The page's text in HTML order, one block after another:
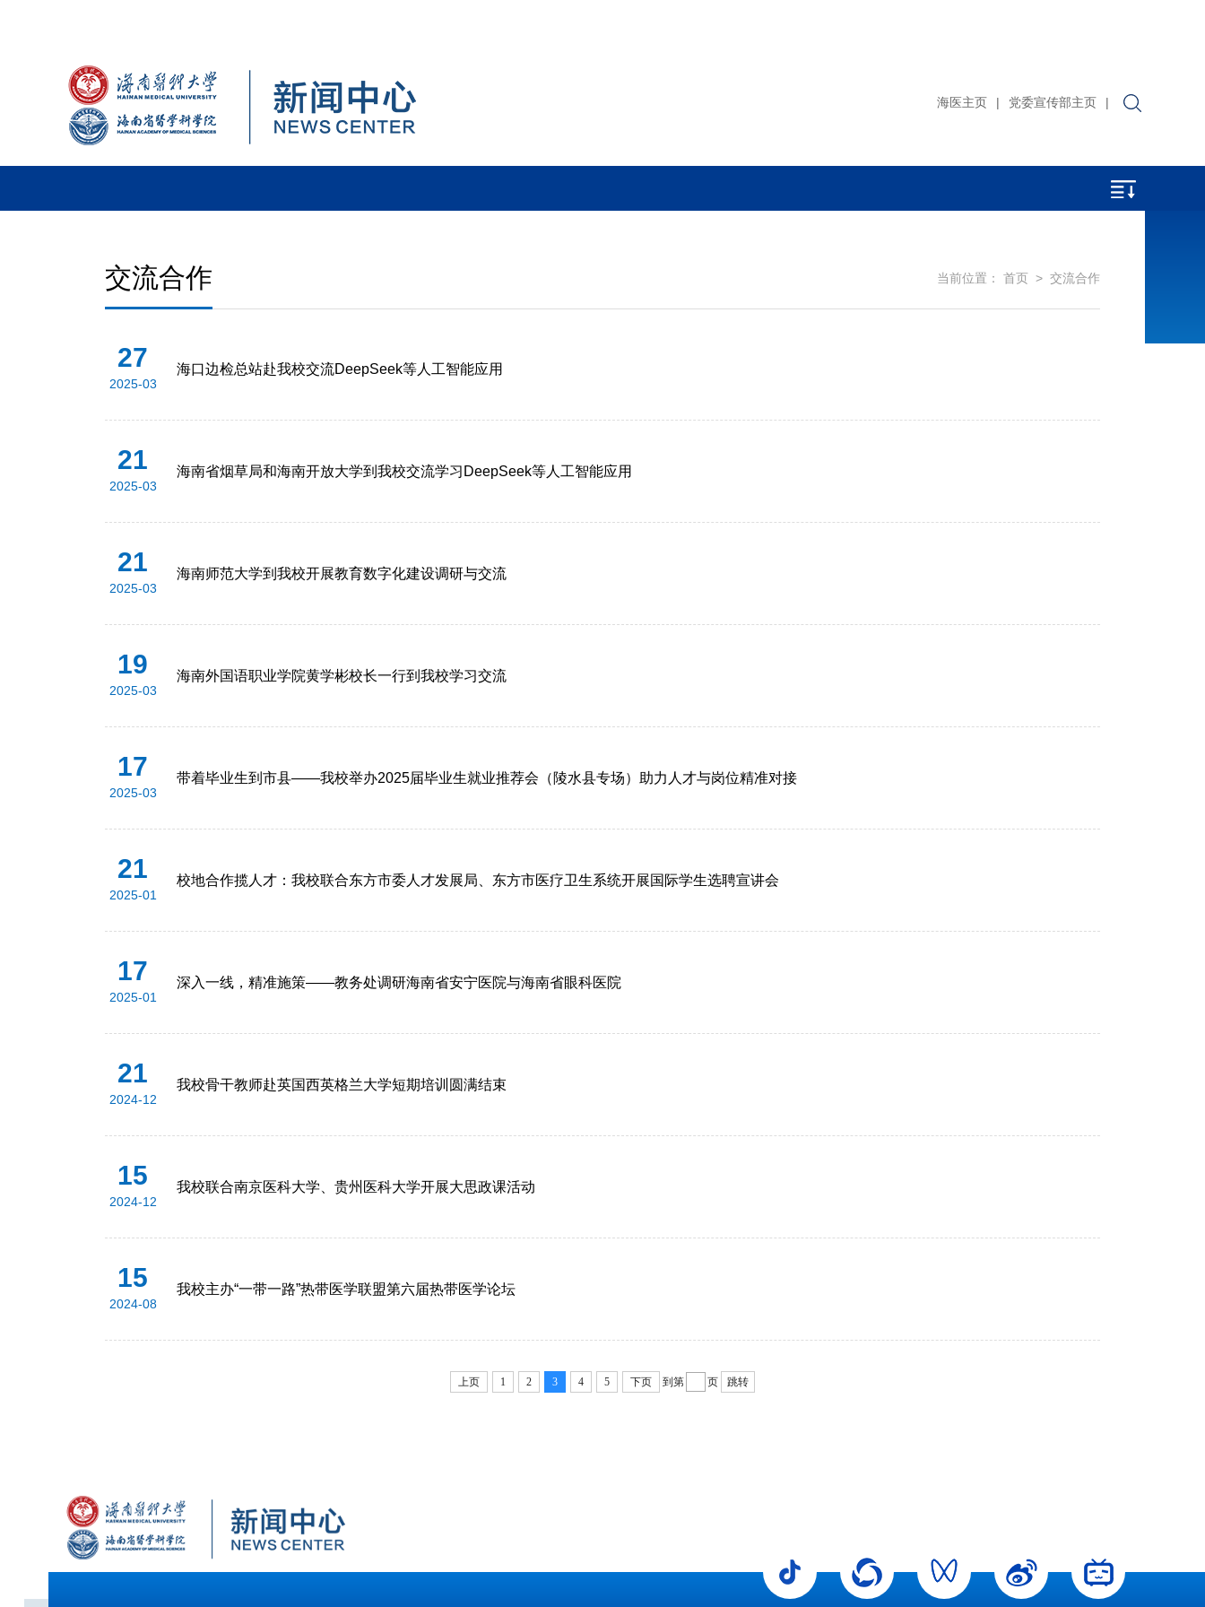
海医主页 | 党委宣传部主页 |
当前位置： 首页> 交流合作
交流合作
27
2025-03
海口边检总站赴我校交流DeepSeek等人工智能应用
21
2025-03
海南省烟草局和海南开放大学到我校交流学习DeepSeek等人工智能应用
21
2025-03
海南师范大学到我校开展教育数字化建设调研与交流
19
2025-03
海南外国语职业学院黄学彬校长一行到我校学习交流
17
2025-03
带着毕业生到市县——我校举办2025届毕业生就业推荐会（陵水县专场）助力人才与岗位精准对接
21
2025-01
校地合作揽人才：我校联合东方市委人才发展局、东方市医疗卫生系统开展国际学生选聘宣讲会
17
2025-01
深入一线，精准施策——教务处调研海南省安宁医院与海南省眼科医院
21
2024-12
我校骨干教师赴英国西英格兰大学短期培训圆满结束
15
2024-12
我校联合南京医科大学、贵州医科大学开展大思政课活动
15
2024-08
我校主办“一带一路”热带医学联盟第六届热带医学论坛
上页 1 2 3 4 5 下页 到第 页 跳转